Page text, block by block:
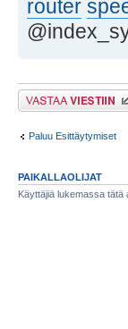
router
Lähetä vastaus
Paluu Esittäytymiset
PAIKALLAOLIJAT
Käyttäjiä lukemassa tätä